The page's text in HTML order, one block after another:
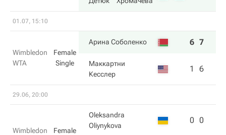
01.07, 15:10
Wimbledon
WTA
Female
Single
Арина Соболенко 6 7
Маккартни
Кесслер
1 6
29.06, 20:00
Wimbledon
Female
Oleksandra
Oliynykova
0 0